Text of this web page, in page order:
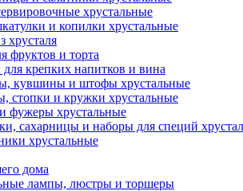
хрустальные
и копилки хрустальные
хрусталя
фруктов и торта
крепких напитков и вина
кувшины и штофы хрустальные
стопки и кружки хрустальные
фужеры хрустальные
сахарницы и наборы для специй
хрустальные
дома
лампы, люстры и торшеры